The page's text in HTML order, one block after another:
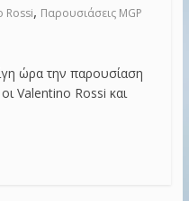
Rossi, Παρουσιάσεις MGP
ώρα την παρουσίαση
Valentino Rossi και